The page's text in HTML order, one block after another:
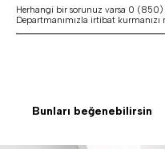
Herhangi bir sorunuz varsa 0
Departmanımızla irtibat kurmanızı
Bunları beğenebilirsin